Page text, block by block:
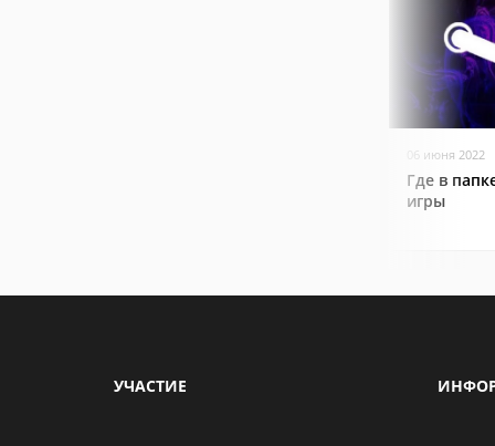
06 июня 2022
Где в
игры
УЧАСТИЕ